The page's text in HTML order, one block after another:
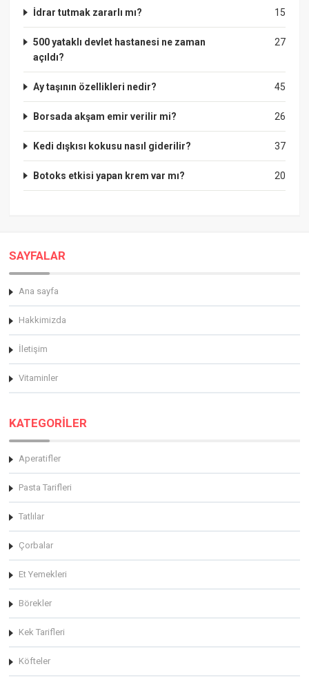
15
İdrar tutmak zararlı mı?
27
500 yataklı devlet hastanesi ne zaman
açıldı?
45
Ay taşının özellikleri nedir?
26
Borsada akşam emir verilir mi?
37
Kedi dışkısı kokusu nasıl giderilir?
20
Botoks etkisi yapan krem var mı?
SAYFALAR
Ana sayfa
Hakkimizda
İletişim
Vitaminler
KATEGORİLER
Aperatifler
Pasta Tarifleri
Tatlılar
Çorbalar
Et Yemekleri
Börekler
Kek Tarifleri
Köfteler